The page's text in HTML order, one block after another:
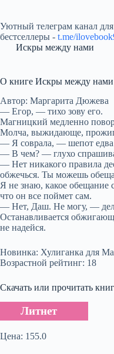
Уютный телеграм канал
бестселлеры - t.me/
Искры между нами
О книге Искры между нами
Автор: Маргарита Дюжева
— Егор, — тихо зову его.
Магницкий медленно
Молча, выжидающе,
— Я соврала, — шепот едва
— В чем? — глухо
— Нет никакого правила
обжечься. Ты можешь
Я не знаю, какое обещание
что он все поймет сам.
— Нет, Даш. Не могу, —
Останавливается
не надейся.
Новинка: Хулиганка для
Возрастной рейтинг: 18
Скачать или прочитать
Литнет
Цена: 155.0